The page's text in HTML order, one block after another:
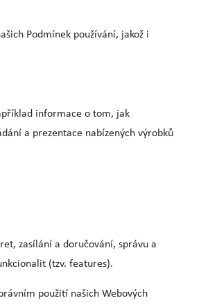
Podmínek používání, jakož i
informace o tom, jak
a prezentace nabízených výrobků
zasílání a doručování, správu a
(tzv. features).
použití našich Webových